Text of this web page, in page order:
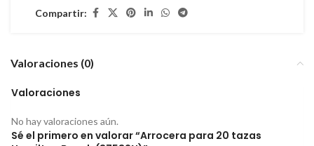
Compartir:
Valoraciones (0)
Valoraciones
No hay valoraciones aún.
Sé el primero en valorar “Arrocera para 20 tazas